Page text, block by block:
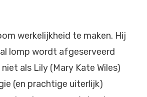
werkelijkheid te maken. Hij
lomp wordt afgeserveerd
als Lily (Mary Kate Wiles)
(en prachtige uiterlijk)